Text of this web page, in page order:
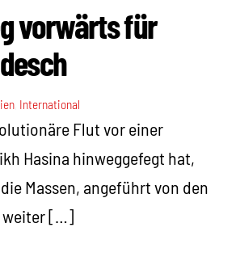
vorwärts für
, International
Flut vor einer
Hasina hinweggefegt hat,
Massen, angeführt von den
weiter […]